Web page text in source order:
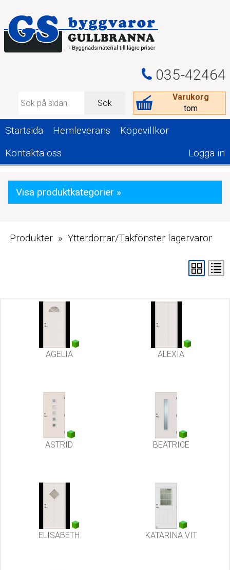
035-42464
Varukorg
tom
Sök
Startsida Hemleverans
Köpevillkor
Kontakta oss
Logga in
Visa produktkategorier »
Produkter » Ytterdörrar/Takfönster lagervaror
AGELIA ALEXIA
ASTRID BEATRICE
ELISABETH KATARINA VIT